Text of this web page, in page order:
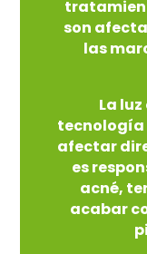
son
las
La
tecnología
afectar
es
acné,
acabar